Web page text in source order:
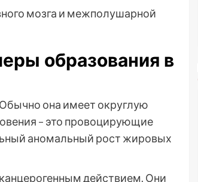
образования в
она имеет округлую
– это провоцирующие
аномальный рост жировых
действием. Они